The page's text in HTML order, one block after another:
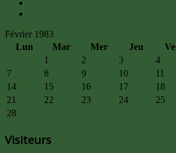
Février 1983
Lun
Mar Mer Jeu
1
2 3 4
7
8 9 10 11
14
15 16 17 18
21
22 23 24 25
28
Visiteurs